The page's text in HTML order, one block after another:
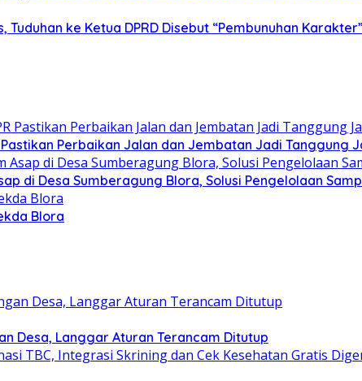
Tuduhan ke Ketua DPRD Disebut “Pembunuhan Karakter”
Perbaikan Jalan dan Jembatan Jadi Tanggung
di Desa Sumberagung Blora, Solusi Pengelolaan
Blora
Desa, Langgar Aturan Terancam Ditutup